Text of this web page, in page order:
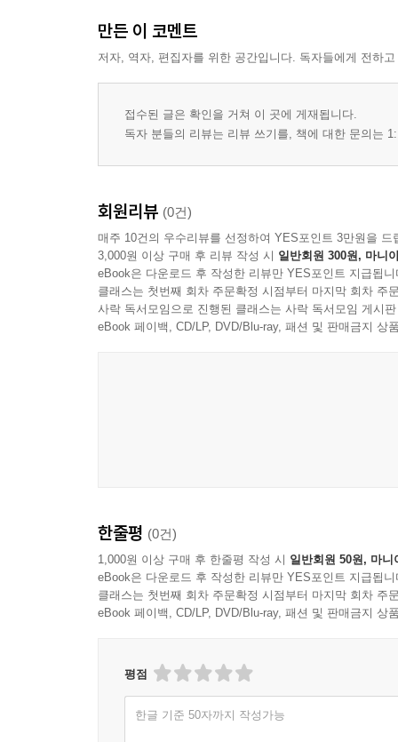
만든 이 코멘트
저자, 역자, 편집자를 위한 공간입니다. 독자들에게 전하
접수된 글은 확인을 거쳐 이 곳에 게재됩니다.
독자 분들의 리뷰는 리뷰 쓰기를, 책에 대한 문의는
회원리뷰 (0건)
매주 10건의 우수리뷰를 선정하여 YES포인트 3만원을 드
3,000원 이상 구매 후 리뷰 작성 시 일반회원 300원, 마니
eBook은 다운로드 후 작성한 리뷰만 YES포인트 지급됩니
클래스는 첫번째 회차 주문확정 시점부터 마지막 회차 주
사락 독서모임으로 진행된 클래스는 사락 독서모임 게시
eBook 페이백, CD/LP, DVD/Blu-ray, 패션 및 판매금지 상
한줄평 (0건)
1,000원 이상 구매 후 한줄평 작성 시 일반회원 50원, 마니
eBook은 다운로드 후 작성한 리뷰만 YES포인트 지급됩니
클래스는 첫번째 회차 주문확정 시점부터 마지막 회차 주
eBook 페이백, CD/LP, DVD/Blu-ray, 패션 및 판매금지 상
평점
한글 기준 50자까지 작성가능